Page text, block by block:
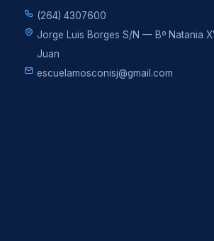
(264) 4307600
Jorge Luis Borges S/N — Bº Natania
Juan
escuelamosconisj@gmail.com